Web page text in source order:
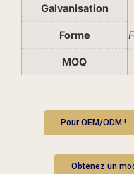
Galvanisation
Forme
MOQ
Pour OEM/ODM !
Obtenez un